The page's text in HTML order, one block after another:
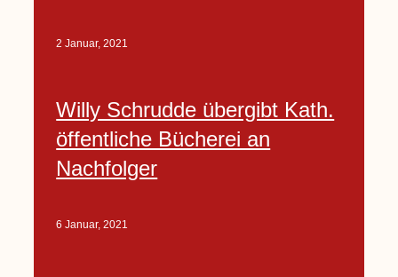
2 Januar, 2021
Willy Schrudde übergibt Kath.
öffentliche Bücherei an
Nachfolger
6 Januar, 2021